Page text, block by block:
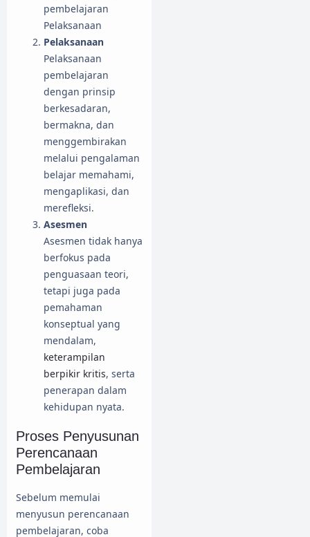
pembelajaran
Pelaksanaan
Pelaksanaan
Pelaksanaan
pembelajaran
dengan prinsip
berkesadaran,
bermakna, dan
menggembirakan
melalui pengalaman
belajar memahami,
mengaplikasi, dan
merefleksi.
Asesmen
Asesmen tidak hanya
berfokus pada
penguasaan teori,
tetapi juga pada
pemahaman
konseptual yang
mendalam,
keterampilan
berpikir kritis, serta
penerapan dalam
kehidupan nyata.
Proses Penyusunan
Perencanaan
Pembelajaran
Sebelum memulai
menyusun perencanaan
pembelajaran, coba